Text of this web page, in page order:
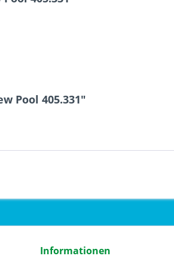
Pool 405.331"
Informationen